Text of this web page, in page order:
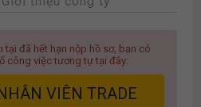
tại đã hết hạn nộp hồ sơ, bạn có
công việc tương tự tại đây:
VIÊN TRADE